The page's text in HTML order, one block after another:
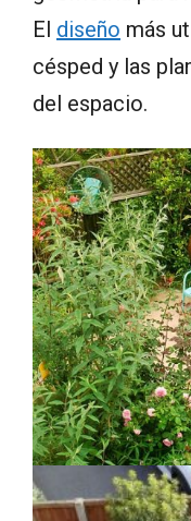
El diseño más
césped y las
del espacio.